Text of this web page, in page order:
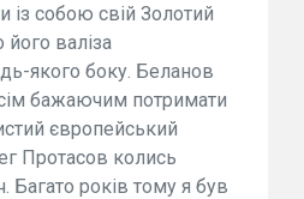
із собою свій Золотий
валіза
якого боку. Беланов
бажаючим потримати
європейський
Протасов колись
Багато років тому я був